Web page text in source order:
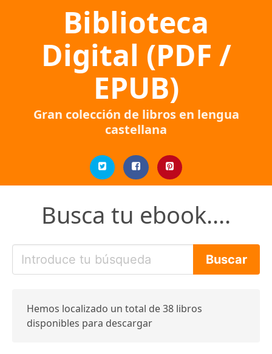
Biblioteca
Digital (PDF /
EPUB)
Gran colección de libros en lengua
castellana
Busca tu ebook....
Hemos localizado un total de 38 libros
disponibles para descargar